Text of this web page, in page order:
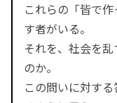
これらの「皆で
す者がいる。
それを、社会を
のか。
この問いに対す